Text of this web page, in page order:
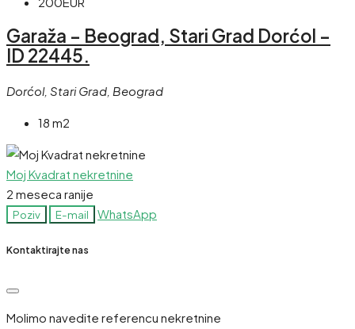
Garaža – Beograd, Stari Grad Dorćol –
ID 22445.
Dorćol, Stari Grad, Beograd
18 m2
Moj Kvadrat nekretnine
2 meseca ranije
Poziv E-mail WhatsApp
Kontaktirajte nas
Molimo navedite referencu nekretnine